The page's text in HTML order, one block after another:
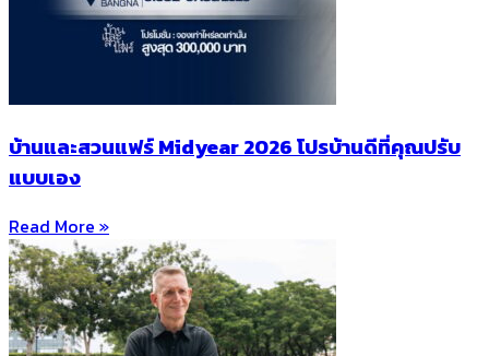
บ้านและสวนแฟร์ Midyear 2026 โปรบ้านดีที่คุณปรับ
แบบเอง
Read More »